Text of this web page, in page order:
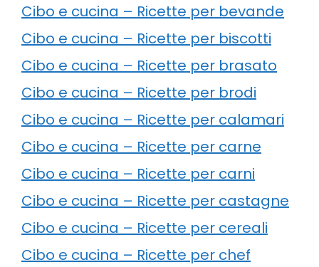
Cibo e cucina – Ricette per bevande
Cibo e cucina – Ricette per biscotti
Cibo e cucina – Ricette per brasato
Cibo e cucina – Ricette per brodi
Cibo e cucina – Ricette per calamari
Cibo e cucina – Ricette per carne
Cibo e cucina – Ricette per carni
Cibo e cucina – Ricette per castagne
Cibo e cucina – Ricette per cereali
Cibo e cucina – Ricette per chef